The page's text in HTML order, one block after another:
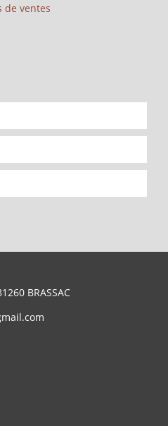
de ventes
BRASSAC